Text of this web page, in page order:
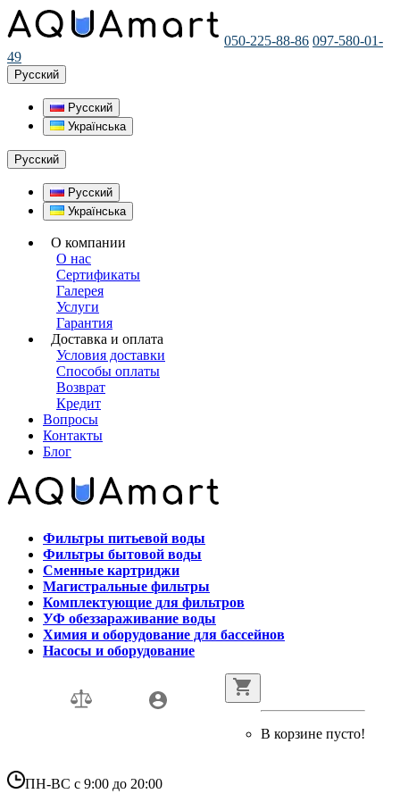
050-225-88-86 097-580-01-
49
Русский
Русский
Українська
Русский
Русский
Українська
О компании
О нас
Сертификаты
Галерея
Услуги
Гарантия
Доставка и оплата
Условия доставки
Способы оплаты
Возврат
Кредит
Вопросы
Контакты
Блог
Фильтры питьевой воды
Фильтры бытовой воды
Сменные картриджи
Магистральные фильтры
Комплектующие для фильтров
УФ обеззараживание воды
Химия и оборудование для бассейнов
Насосы и оборудование
В корзине пусто!
ПН-ВС с 9:00 до 20:00